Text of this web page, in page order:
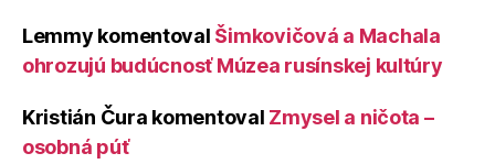
Lemmy komentoval Šimkovičová a Machala
ohrozujú budúcnosť Múzea rusínskej kultúry
Kristián Čura komentoval Zmysel a ničota –
osobná púť